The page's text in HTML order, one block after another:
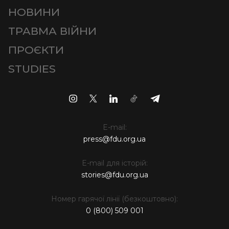
НОВИНИ
ТРАВМА ВІЙНИ
ПРОЄКТИ
STUDIES
E-mail:
press@fdu.org.ua
E-mail для історій:
stories@fdu.org.ua
Номер гарячої лінії (безкоштовно):
0 (800) 509 001